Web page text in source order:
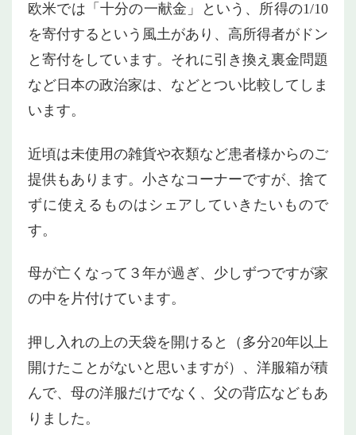
欧米では「十分の一献金」という、所得の1/10
を寄付するという風土があり、高所得者がドン
と寄付をしています。それに引き換え裏金問題
など日本の政治家は、などとつい比較してしま
います。
近頃は未使用の雑貨や衣類など患者様からのご
提供もあります。小さなコーナーですが、捨て
ずに使えるものはシェアしていきたいもので
す。
母が亡くなって３年が過ぎ、少しずつですが家
の中を片付けています。
押し入れの上の天袋を開けると（多分20年以上
開けたことがないと思いますが）、洋服箱が積
んで、母の洋服だけでなく、父の背広などもあ
りました。